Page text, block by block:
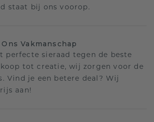
staat bij ons voorop.
Vakmanschap
perfecte sieraad tegen de beste
tot creatie, wij zorgen voor de
Vind je een betere deal? Wij
aan!